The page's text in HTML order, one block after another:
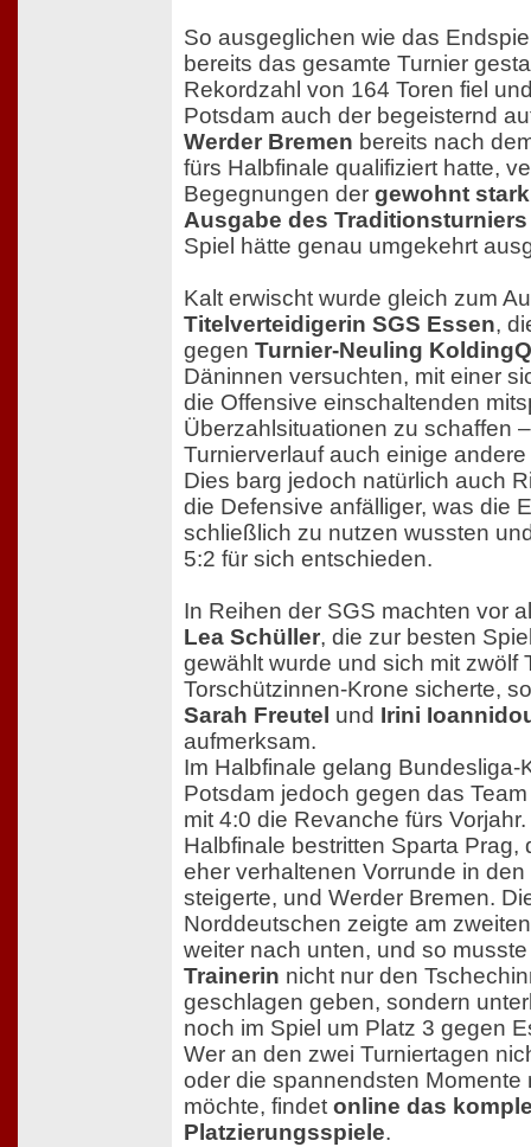
So ausgeglichen wie das
bereits das gesamte Turnier
Rekordzahl von 164 Toren fiel
Potsdam auch der begeisternd
Werder Bremen bereits nach
fürs Halbfinale qualifiziert hatte,
Begegnungen der gewohnt
Ausgabe des Traditionsturniers
Spiel hätte genau umgekehrt
Kalt erwischt wurde gleich zum
Titelverteidigerin SGS Essen,
gegen Turnier-Neuling KoldingQ
Däninnen versuchten, mit einer
die Offensive einschaltenden
Überzahlsituationen zu schaffen
Turnierverlauf auch einige
Dies barg jedoch natürlich auch
die Defensive anfälliger, was die
schließlich zu nutzen wussten
5:2 für sich entschieden.
In Reihen der SGS machten vor
Lea Schüller, die zur besten
gewählt wurde und sich mit zwölf
Torschützinnen-Krone sicherte,
Sarah Freutel und Irini
aufmerksam.
Im Halbfinale gelang Bundesliga-
Potsdam jedoch gegen das
mit 4:0 die Revanche fürs
Halbfinale bestritten Sparta Prag,
eher verhaltenen Vorrunde in
steigerte, und Werder Bremen.
Norddeutschen zeigte am
weiter nach unten, und so
Trainerin nicht nur den
geschlagen geben, sondern
noch im Spiel um Platz 3 gegen
Wer an den zwei Turniertagen
oder die spannendsten Momente
möchte, findet online das
Platzierungsspiele.